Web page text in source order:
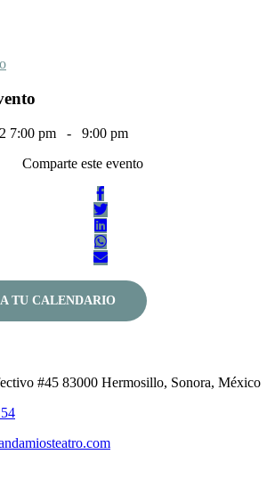
7:00 pm -
9:00 pm
Comparte este evento
TU CALENDARIO
#45 83000 Hermosillo, Sonora, México